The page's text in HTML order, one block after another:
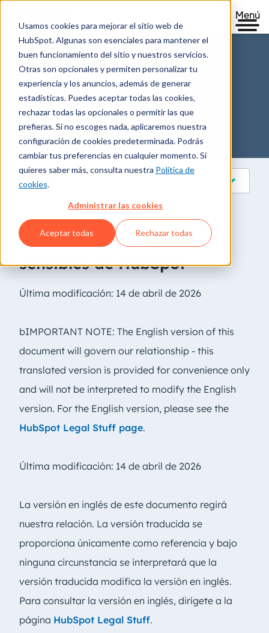
Usamos cookies para mejorar el sitio web de
HubSpot. Algunas son esenciales para mantener el
buen funcionamiento del sitio y nuestros servicios.
Otras son opcionales y permiten personalizar tu
experiencia y los anuncios, además de generar
estadísticas. Puedes aceptar todas las cookies,
rechazar todas las opcionales o permitir las que
prefieras. Si no escoges nada, aplicaremos nuestra
configuración de cookies predeterminada. Podrás
cambiar tus preferencias en cualquier momento. Si
quieres saber más, consulta nuestra Política de
cookies.
Administrar las cookies
Aceptar todas Rechazar todas
Menú
Legal Stuff
Talk legal to me
Legal
Términos sobre los datos
sensibles de HubSpot
Última modificación: 14 de abril de 2026
bIMPORTANT NOTE: The English version of this
document will govern our relationship - this
translated version is provided for convenience only
and will not be interpreted to modify the English
version. For the English version, please see the
HubSpot Legal Stuff page.
Última modificación: 14 de abril de 2026
La versión en inglés de este documento regirá
nuestra relación. La versión traducida se
proporciona únicamente como referencia y bajo
ninguna circunstancia se interpretará que la
versión traducida modifica la versión en inglés.
Para consultar la versión en inglés, dirígete a la
página HubSpot Legal Stuff.